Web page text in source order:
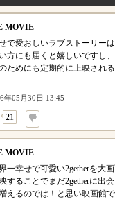
MOVIE
で愛おしいラブストーリー
方にも届くと嬉しいですし
ためにも定期的に上映され
年05月30日 13:45
21
MOVIE
一幸せで可愛い2getherを大
することでまだ2getherに出
えるのでは！と思い映画館